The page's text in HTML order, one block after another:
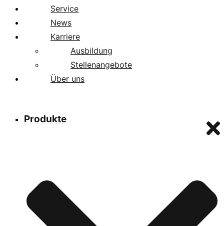
Service
News
Karriere
Ausbildung
Stellenangebote
Über uns
Produkte